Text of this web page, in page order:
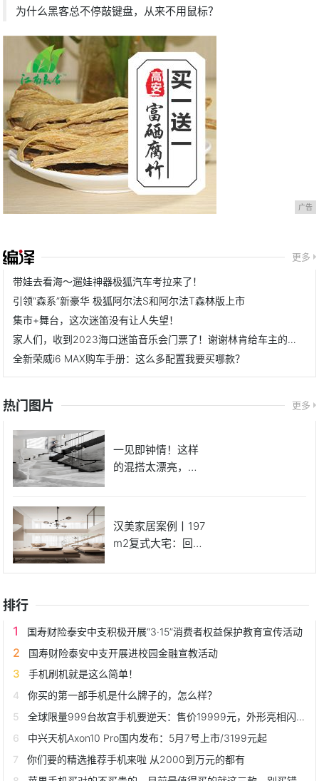
为什么黑客总不停敲键盘，从来不用鼠标？
广告
更多
带娃去看海～遛娃神器极狐汽车考拉来了！
引领“森系”新豪华 极狐阿尔法S和阿尔法T森林版上市
集市+舞台，这次迷笛没有让人失望！
家人们，收到2023海口迷笛音乐会门票了！谢谢林肯给车主的福利
全新荣威i6 MAX购车手册：这么多配置我要买哪款？
热门图片 更多
一见即钟情！这样
的混搭太漂亮，简
汉美家居案例丨197
m2复式大宅：回归
排行
国寿财险泰安中支积极开展“3·15”消费者权益保护教育宣传活动
国寿财险泰安中支开展进校园金融宣教活动
手机刷机就是这么简单！
你买的第一部手机是什么牌子的，怎么样？
全球限量999台故宫手机要逆天：售价19999元，外形亮相闪瞎眼
中兴天机Axon10 Pro国内发布：5月7号上市/3199元起
你们要的精选推荐手机来啦 从2000到万元的都有